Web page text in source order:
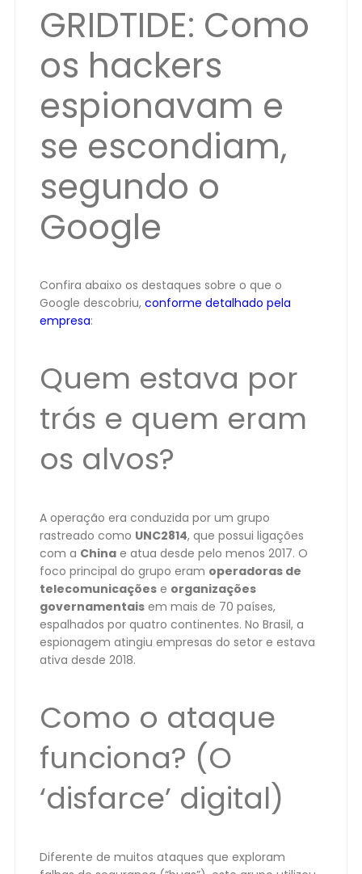
GRIDTIDE: Como
os hackers
espionavam e
se escondiam,
segundo o
Google
Confira abaixo os destaques sobre o que o
Google descobriu, conforme detalhado pela
empresa:
Quem estava por
trás e quem eram
os alvos?
A operação era conduzida por um grupo
rastreado como UNC2814, que possui ligações
com a China e atua desde pelo menos 2017. O
foco principal do grupo eram operadoras de
telecomunicações e organizações
governamentais em mais de 70 países,
espalhados por quatro continentes. No Brasil, a
espionagem atingiu empresas do setor e estava
ativa desde 2018.
Como o ataque
funciona? (O
‘disfarce’ digital)
Diferente de muitos ataques que exploram